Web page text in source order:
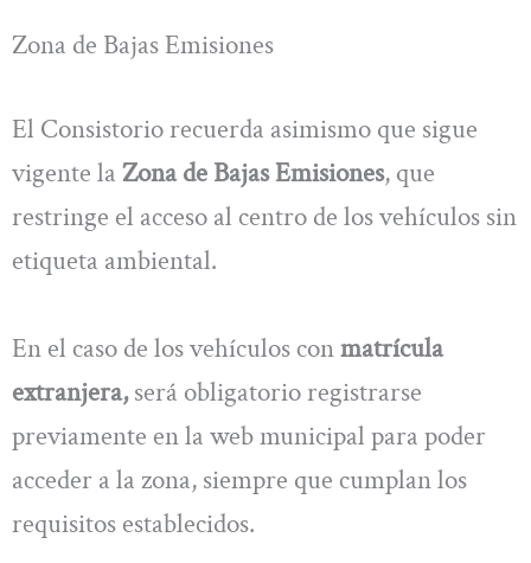
Zona de Bajas Emisiones
El Consistorio recuerda asimismo que sigue
vigente la Zona de Bajas Emisiones, que
restringe el acceso al centro de los vehículos sin
etiqueta ambiental.
En el caso de los vehículos conmatrícula
extranjera,será obligatorio registrarse
previamente en la web municipal para poder
acceder a la zona, siempre que cumplan los
requisitos establecidos.